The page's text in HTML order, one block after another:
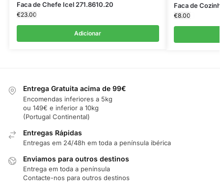
Faca de Chefe Icel 271.8610.20
€23.00
Adicionar
Faca de
€8.00
Entrega Gratuita acima de 99€
Encomendas inferiores a 5kg
ou 149€ e inferior a 10kg
(Portugal Continental)
Entregas Rápidas
Entregas em 24/48h em toda a península ibérica
Enviamos para outros destinos
Entrega em toda a península
Contacte-nos para outros destinos